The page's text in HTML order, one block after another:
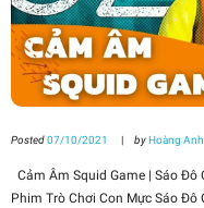
Posted07/10/2021 byHoàng Anh
Cảm Âm Squid Game | Sáo
Phim Trò Chơi Con Mực Sáo Đô